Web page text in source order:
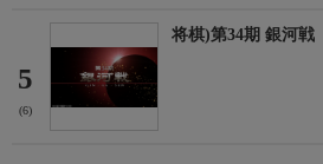
5
(6)
将棋)第34期 銀河戦